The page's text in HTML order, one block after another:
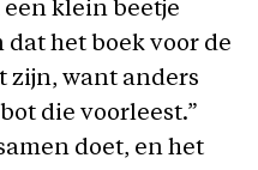
klein beetje
het boek voor de
zijn, want anders
die voorleest.”
doet, en het